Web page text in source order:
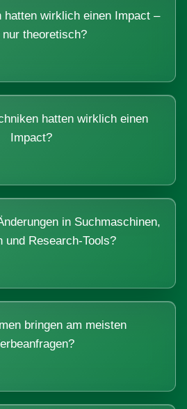
hatten wirklich einen Impact –
theoretisch?
hatten wirklich einen
Impact?
in Suchmaschinen,
und Research-Tools?
bringen am meisten